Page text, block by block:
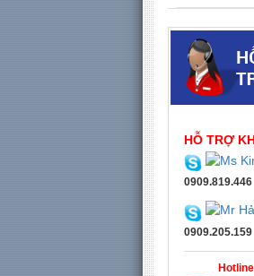
HỖ TRỢ
0909.819.446
0909.205.159